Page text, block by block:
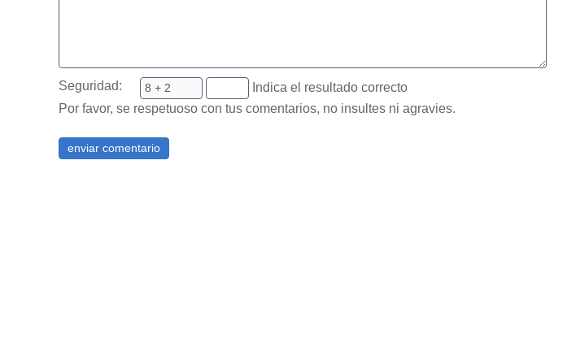
Seguridad:
Indica el resultado correcto
Por favor, se respetuoso con tus comentarios, no insultes ni agravies.